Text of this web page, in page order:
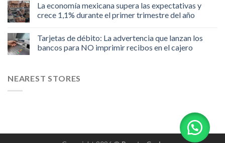
La economía mexicana supera las expectativas y
crece 1,1% durante el primer trimestre del año
Tarjetas de débito: La advertencia que lanzan los
bancos para NO imprimir recibos en el cajero
NEAREST STORES